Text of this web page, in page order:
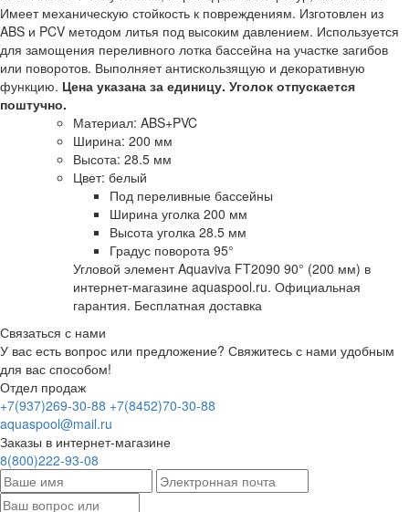
Имеет механическую стойкость к повреждениям. Изготовлен из
ABS и PCV методом литья под высоким давлением. Используется
для замощения переливного лотка бассейна на участке загибов
или поворотов. Выполняет антискользящую и декоративную
функцию. Цена указана за единицу. Уголок отпускается
поштучно.
Материал: ABS+PVC
Ширина: 200 мм
Высота: 28.5 мм
Цвет: белый
Под переливные бассейны
Ширина уголка 200 мм
Высота уголка 28.5 мм
Градус поворота 95°
Угловой элемент Aquaviva FT2090 90° (200 мм) в
интернет-магазине aquaspool.ru. Официальная
гарантия. Бесплатная доставка
Связаться с нами
У вас есть вопрос или предложение? Свяжитесь с нами удобным
для вас способом!
Отдел продаж
+7(937)269-30-88 +7(8452)70-30-88
aquaspool@mail.ru
Заказы в интернет-магазине
8(800)222-93-08